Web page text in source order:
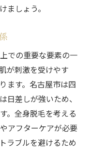
ましょう。
での重要な要素の一
が刺激を受けやす
ます。名古屋市は四
日差しが強いため、
。全身脱毛を考える
アフターケアが必要
ラブルを避けるため